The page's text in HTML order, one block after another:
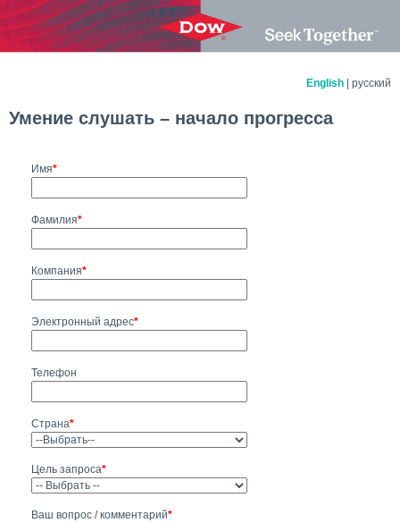
English | русский
Умение слушать – начало прогресса
Имя*
Фамилия*
Компания*
Электронный адрес*
Телефон
Страна*
Цель запроса*
Ваш вопрос / комментарий*